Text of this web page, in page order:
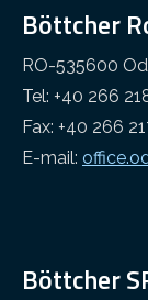
Böttcher
RO-535600
Tel: +40 266
Fax: +40 266
E-mail:
Böttcher